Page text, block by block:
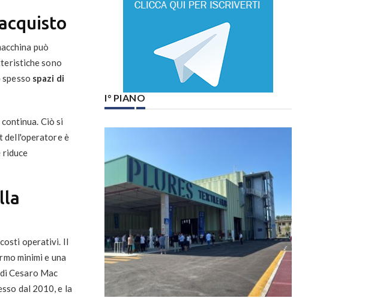
può
sono
spazi di
Ciò si
dell'operatore è
riduce
costi operativi. Il
minimi e una
Cesaro Mac
dal 2010, e la
I° PIANO